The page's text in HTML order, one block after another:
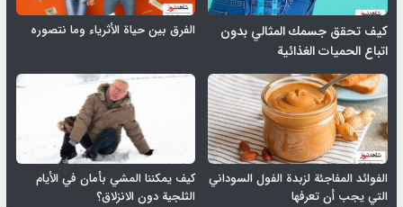
كيف تحقق جسمك المثالي بدون
اتباع الحميات الغذائية
الفرق بين حياة الأثرياء وما نتصوره
الفوائد المفاجئة لزبدة الفول السوداني
التي يجب أن تعرفها
كيف يمكننا المشي بأمان في الأيام
الثلجية دون الانزلاق؟